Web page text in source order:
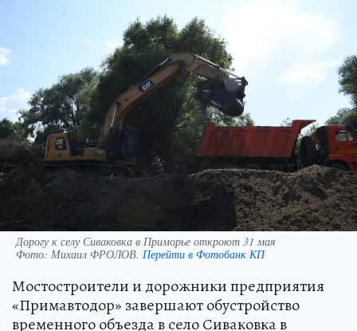
Дорогу к селу Сиваковка в Приморье откроют 31 мая
Фото: Михаил ФРОЛОВ. Перейти в Фотобанк КП
Мостостроители и дорожники предприятия
«Примавтодор» завершают обустройство
временного объезда в село Сиваковка в